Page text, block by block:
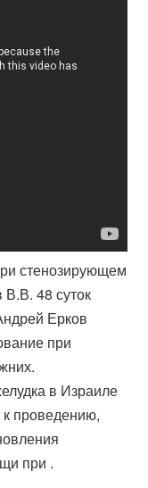
стенозирующем
48 суток
Ерков
при
в Израиле
проведению,
при .